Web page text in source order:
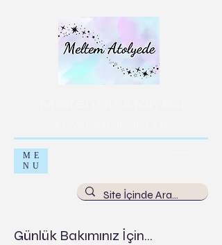
ME
NU
Günlük Bakımınız İçin...